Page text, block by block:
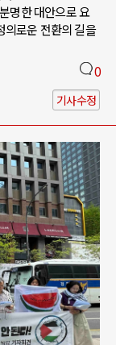
명한 대안으로 요
의로운 전환의 길을
0
기사수정